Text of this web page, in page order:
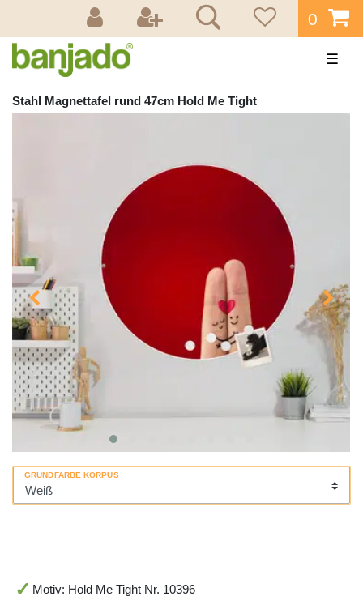
0
☰
Stahl Magnettafel rund 47cm Hold Me Tight
GRUNDFARBE KORPUS
Motiv: Hold Me Tight Nr. 10396